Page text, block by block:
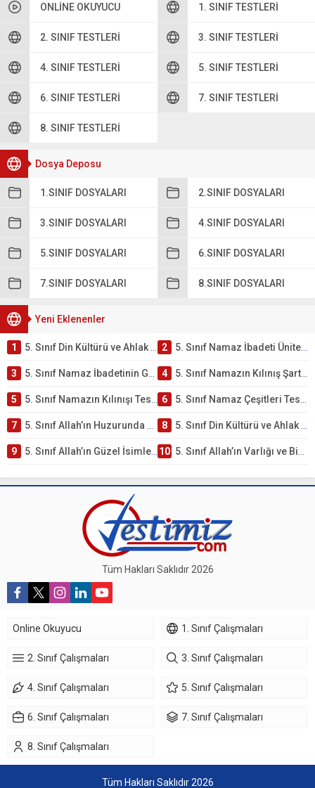
ONLINE OKUYUCU 1. SINIF TESTLERI
2. SINIF TESTLERI 3. SINIF TESTLERI
4. SINIF TESTLERI 5. SINIF TESTLERI
6. SINIF TESTLERI 7. SINIF TESTLERI
8. SINIF TESTLERI
Dosya Deposu
1.SINIF DOSYALARI 2.SINIF DOSYALARI
3.SINIF DOSYALARI 4.SINIF DOSYALARI
5.SINIF DOSYALARI 6.SINIF DOSYALARI
7.SINIF DOSYALARI 8.SINIF DOSYALARI
Yeni Eklenenler
1 5. Sınıf Din Kültürü ve Ahlak Bilgisi 2. Ünite: Namaz İbadeti Çalışmaları 2 5. Sınıf Namaz İbadeti Ünite Testi – Online Çöz
3 5. Sınıf Namaz İbadetinin Getirdiği Faydalar Testi 4 5. Sınıf Namazın Kılınış Şartları Testi
5 5. Sınıf Namazın Kılınışı Testi – Online Çöz 6 5. Sınıf Namaz Çeşitleri Testi – Online Çöz
7 5. Sınıf Allah’ın Huzurunda Olmak – Namaz İbadeti Testi 8 5. Sınıf Din Kültürü ve Ahlak Bilgisi 1. Ünite: Allah İnancı Çalışmaları
9 5. Sınıf Allah’ın Güzel İsimleri Testi – Online Çöz 10 5. Sınıf Allah’ın Varlığı ve Birliği Testi – Online Çöz
Tüm Hakları Saklıdır 2026
Online Okuyucu 1. Sınıf Çalışmaları
2. Sınıf Çalışmaları 3. Sınıf Çalışmaları
4. Sınıf Çalışmaları 5. Sınıf Çalışmaları
6. Sınıf Çalışmaları 7. Sınıf Çalışmaları
8. Sınıf Çalışmaları
Tüm Hakları Saklıdır 2026